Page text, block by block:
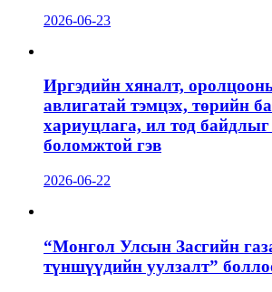
2026-06-23
Иргэдийн хяналт,
авлигатай тэмцэх, төрийн
хариуцлага, ил тод
боломжтой гэв
2026-06-22
“Монгол Улсын Засгийн
түншүүдийн уулзалт”